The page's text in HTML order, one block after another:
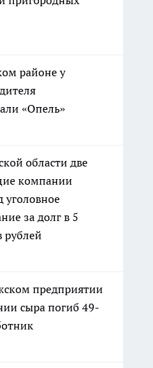
районе у
«Опель»
области две
компании
уголовное
за долг в 5
предприятии
сыра погиб 49-